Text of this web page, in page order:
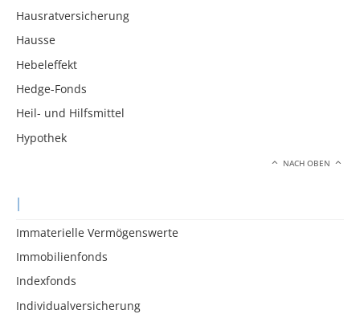
Hausratversicherung
Hausse
Hebeleffekt
Hedge-Fonds
Heil- und Hilfsmittel
Hypothek
NACH OBEN
I
Immaterielle Vermögenswerte
Immobilienfonds
Indexfonds
Individualversicherung